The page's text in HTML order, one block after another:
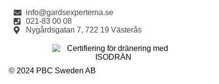
info@gardsexperterna.se
021-83 00 08
Nygårdsgatan 7, 722 19 Västerås
© 2024 PBC Sweden AB